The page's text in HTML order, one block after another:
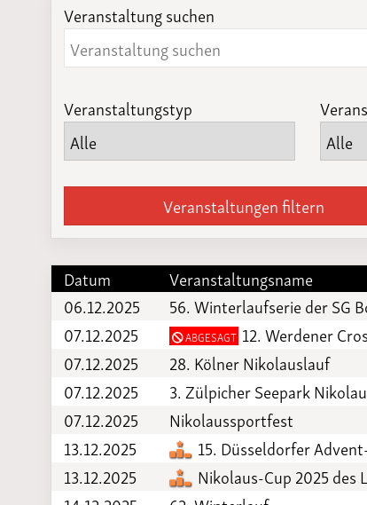
2023
Veranstaltung suchen
Veranstaltungstyp
Veranstaltungen filtern
Datum Veranstaltungsname
06.12.2025
56. Winterlaufserie der SG
07.12.2025
ABGESAGT 12. Werdener
07.12.2025
28. Kölner Nikolauslauf
07.12.2025
3. Zülpicher Seepark
07.12.2025
Nikolaussportfest
13.12.2025
15. Düsseldorfer
13.12.2025
Nikolaus-Cup 2025 des